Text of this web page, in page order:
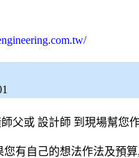
父或 設計師 到現場幫您
有自己的想法作法及預算,